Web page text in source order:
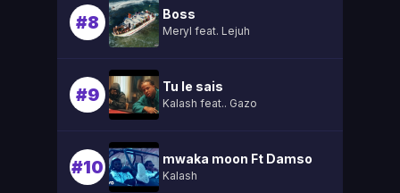
#8 Boss
Meryl feat. Lejuh
#9 Tu le sais
Kalash feat.. Gazo
#10 mwaka moon Ft Damso
Kalash